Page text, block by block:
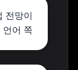
전망이
언어 쪽